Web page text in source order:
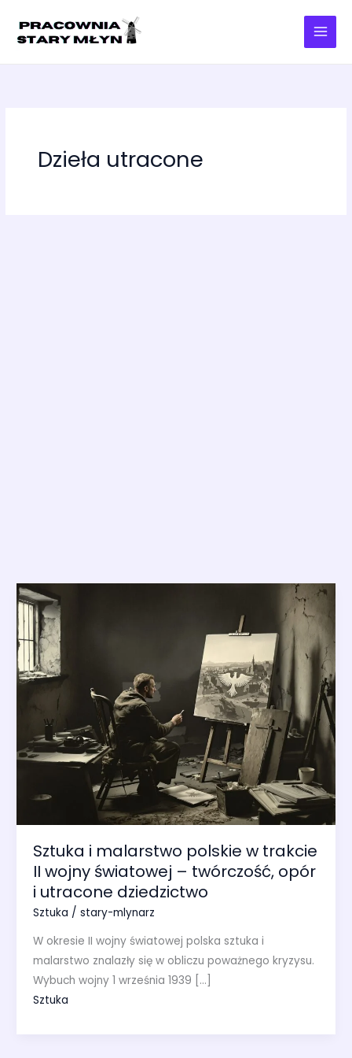
treści
Dzieła utracone
Sztuka i malarstwo polskie w trakcie
II wojny światowej – twórczość, opór
i utracone dziedzictwo
Sztuka / stary-mlynarz
W okresie II wojny światowej polska sztuka i
malarstwo znalazły się w obliczu poważnego kryzysu.
Wybuch wojny 1 września 1939 […]
Sztuka